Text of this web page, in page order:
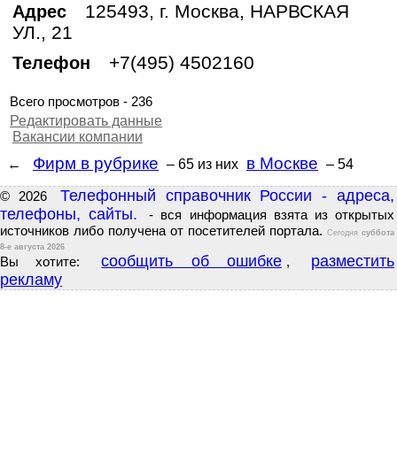
Адрес
125493, г. Москва, НАРВСКАЯ
УЛ., 21
Телефон +7(495) 4502160
Всего просмотров - 236
Редактировать данные
Вакансии компании
←
Фирм в рубрике – 65 из них в Москве – 54
© 2026
Телефонный справочник России - адреса,
телефоны, сайты.
- вся информация взята из открытых
источников либо получена от посетителей портала. Сегодня суббота
8-е августа 2026
Вы хотите: сообщить об ошибке ,
разместить
рекламу